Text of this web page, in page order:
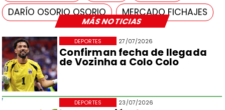
MÁS NOTICIAS
27/07/2026
Confirman fecha de llegada
de Vozinha a Colo Colo
DEPORTES
23/07/2026
DEPORTES
DARÍO OSORIO OSORIO
MERCADO FICHAJES